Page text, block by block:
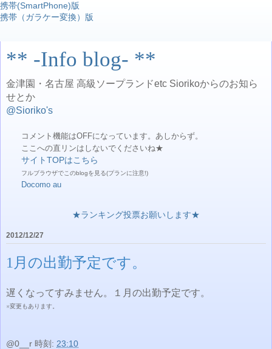
携帯(SmartPhone)版
携帯（ガラケー変換）版
** -Info blog- **
金津園・名古屋 高級ソープランドetc Siorikoからのお知ら
せとか
@Sioriko's
コメント機能はOFFになっています。あしからず。
ここへの直リンはしないでくださいね★
サイトTOPはこちら
フルブラウザでこのblogを見る(プランに注意!)
Docomo au
★ランキング投票お願いします★
2012/12/27
1月の出勤予定です。
遅くなってすみません。１月の出勤予定です。
※変更もあります。
@0__r 時刻: 23:10